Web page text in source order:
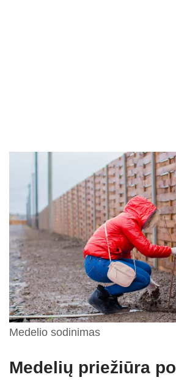
Medelio sodinimas
Medelių priežiūra po